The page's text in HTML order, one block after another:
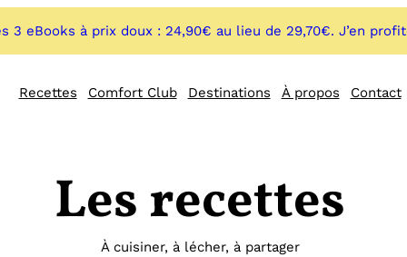
3 eBooks à prix doux : 24,90€ au lieu de 29,70€. J’en
Recettes Comfort Club Destinations À propos Contact
Les recettes
À cuisiner, à lécher, à partager